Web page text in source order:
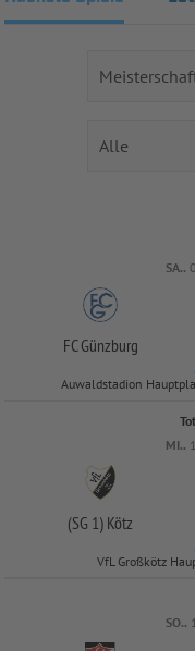
SA..
FC Günzburg
Auwaldstadion
MI..
(SG 1) Kötz
VfL Großkötz
SO..